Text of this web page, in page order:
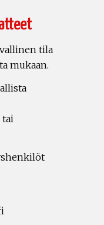
tila
mukaan.
tai